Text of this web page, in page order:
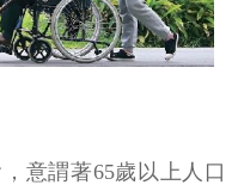
意謂著65歲以上人口